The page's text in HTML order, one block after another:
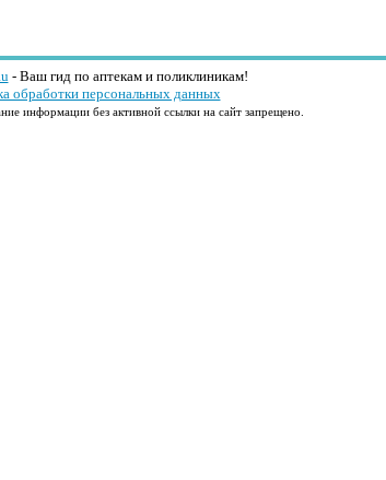
- Ваш гид по аптекам и поликлиникам!
обработки персональных данных
информации без активной ссылки на сайт запрещено.